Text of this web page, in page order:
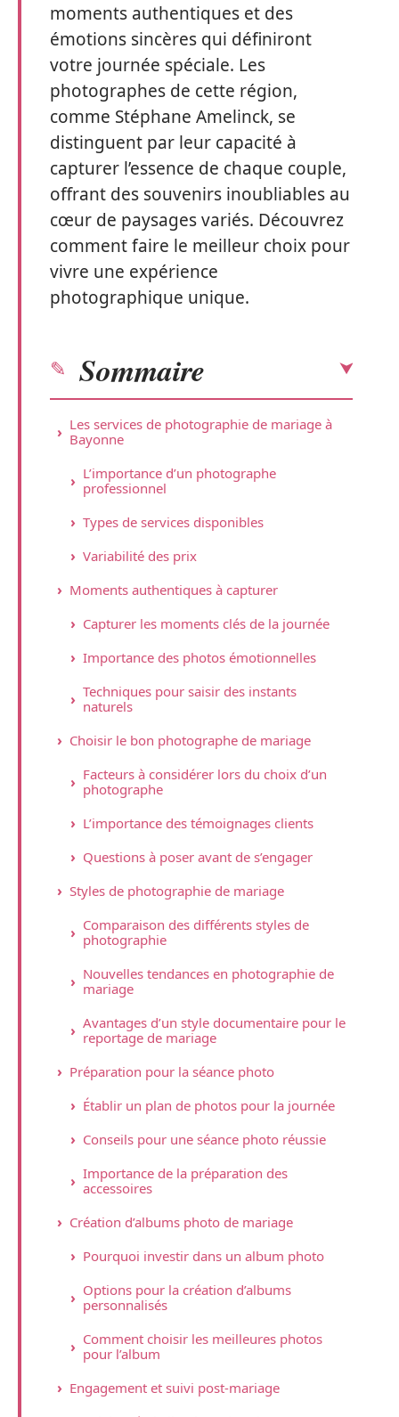
moments authentiques et des
émotions sincères qui définiront
votre journée spéciale. Les
photographes de cette région,
comme Stéphane Amelinck, se
distinguent par leur capacité à
capturer l’essence de chaque couple,
offrant des souvenirs inoubliables au
cœur de paysages variés. Découvrez
comment faire le meilleur choix pour
vivre une expérience
photographique unique.
Sommaire
Les services de photographie de mariage à
Bayonne
L’importance d’un photographe
professionnel
Types de services disponibles
Variabilité des prix
Moments authentiques à capturer
Capturer les moments clés de la journée
Importance des photos émotionnelles
Techniques pour saisir des instants
naturels
Choisir le bon photographe de mariage
Facteurs à considérer lors du choix d’un
photographe
L’importance des témoignages clients
Questions à poser avant de s’engager
Styles de photographie de mariage
Comparaison des différents styles de
photographie
Nouvelles tendances en photographie de
mariage
Avantages d’un style documentaire pour le
reportage de mariage
Préparation pour la séance photo
Établir un plan de photos pour la journée
Conseils pour une séance photo réussie
Importance de la préparation des
accessoires
Création d’albums photo de mariage
Pourquoi investir dans un album photo
Options pour la création d’albums
personnalisés
Comment choisir les meilleures photos
pour l’album
Engagement et suivi post-mariage